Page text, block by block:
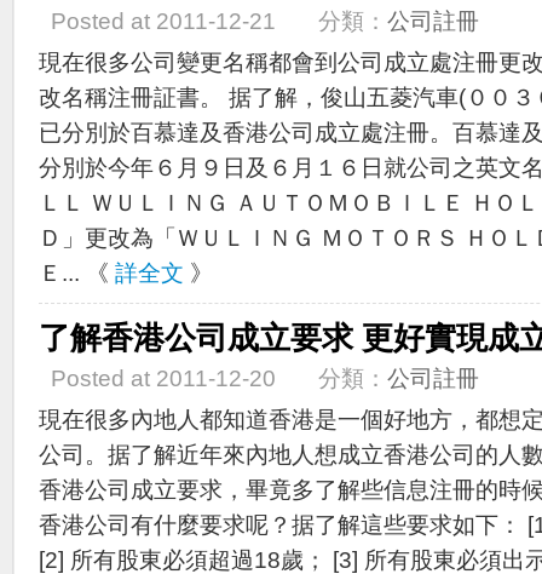
Posted at 2011-12-21 分類： 公司註冊
現在很多公司變更名稱都會到公司成立處注冊更
改名稱注冊証書。 据了解，俊山五菱汽車(００
已分別於百慕達及香港公司成立處注冊。百慕達
分別於今年６月９日及６月１６日就公司之英文
ＬＬ ＷＵＬＩＮＧ ＡＵＴＯＭＯＢＩＬＥ ＨＯ
Ｄ」更改為「ＷＵＬＩＮＧ ＭＯＴＯＲＳ ＨＯ
Ｅ... 《 詳全文 》
了解香港公司成立要求 更好實現成
Posted at 2011-12-20 分類： 公司註冊
現在很多內地人都知道香港是一個好地方，都想
公司。据了解近年來內地人想成立香港公司的人
香港公司成立要求，畢竟多了解些信息注冊的時
香港公司有什麼要求呢？据了解這些要求如下：
[2] 所有股東必須超過18歲； [3] 所有股東必須出